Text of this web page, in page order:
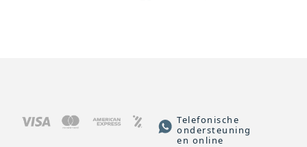
Telefonische
ondersteuning
en online